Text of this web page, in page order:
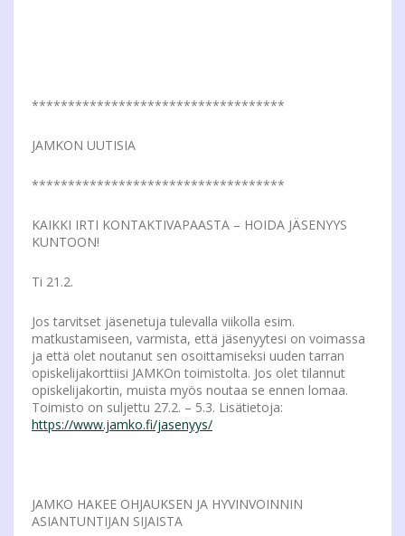
***********************************
JAMKON UUTISIA
***********************************
KAIKKI IRTI KONTAKTIVAPAASTA – HOIDA JÄSENYYS
KUNTOON!
Ti 21.2.
Jos tarvitset jäsenetuja tulevalla viikolla esim.
matkustamiseen, varmista, että jäsenyytesi on voimassa
ja että olet noutanut sen osoittamiseksi uuden tarran
opiskelijakorttiisi JAMKOn toimistolta. Jos olet tilannut
opiskelijakortin, muista myös noutaa se ennen lomaa.
Toimisto on suljettu 27.2. – 5.3. Lisätietoja:
https://www.jamko.fi/jasenyys/
JAMKO HAKEE OHJAUKSEN JA HYVINVOINNIN
ASIANTUNTIJAN SIJAISTA